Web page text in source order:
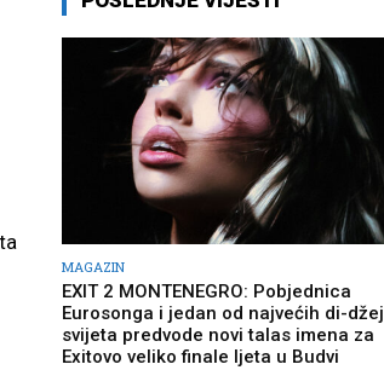
MAGAZIN
EXIT 2 MONTENEGRO: Pobjednica
Eurosonga i jedan od najvećih di-
svijeta predvode novi talas imena za
Exitovo veliko finale ljeta u Budvi